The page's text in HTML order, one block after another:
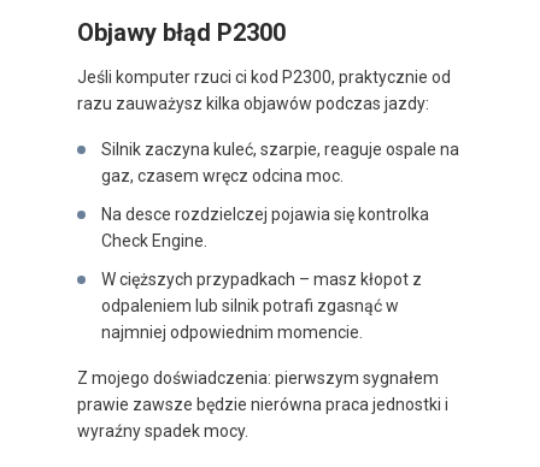
Objawy błąd P2300
Jeśli komputer rzuci ci kod P2300, praktycznie od
razu zauważysz kilka objawów podczas jazdy:
Silnik zaczyna kuleć, szarpie, reaguje ospale na
gaz, czasem wręcz odcina moc.
Na desce rozdzielczej pojawia się kontrolka
Check Engine.
W cięższych przypadkach – masz kłopot z
odpaleniem lub silnik potrafi zgasnąć w
najmniej odpowiednim momencie.
Z mojego doświadczenia: pierwszym sygnałem
prawie zawsze będzie nierówna praca jednostki i
wyraźny spadek mocy.